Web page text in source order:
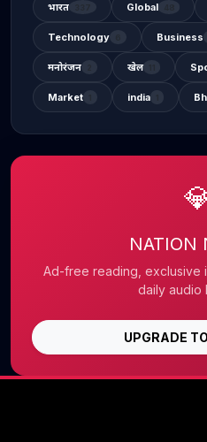
भारत Global
Technology Business
मनोरंजन खेल
Market india
NATION
Ad-free reading, exclusive
daily audio
UPGRADE